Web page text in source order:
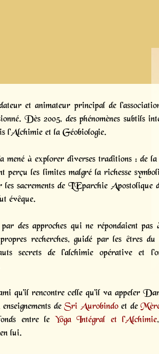
et animateur principal de
Dès 2005, des phénomènes subtils
l'Alchimie et la Géobiologie.
mené à explorer diverses traditions : de
perçu les limites malgré la richesse
les sacrements de L'Eparchie
évêque.
des approches qui ne répondaient pas
recherches, guidé par les êtres
secrets de l'alchimie opérative et
qu’il rencontre celle qu’il va appeler
deSri Aurobindoet de
entre le Yoga Intégral et l'Alchimie
en lui.